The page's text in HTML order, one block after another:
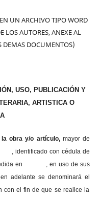
UN ARCHIVO TIPO WORD
LOS AUTORES, ANEXE AL
DEMAS DOCUMENTOS)
USO, PUBLICACIÓN Y
ARTISTICA O
la obra y/o artículo, mayor de
con cédula de
en , en uso de sus
adelante se denominará el
con el fin de que se realice la